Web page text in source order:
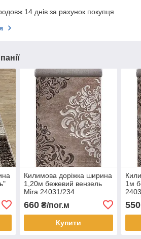
14 днів за рахунок покупця
Килимова доріжка ширина
1,20м бежевий вензель
Mira 24031/234
660₴/пог.м
Купити
1м
550